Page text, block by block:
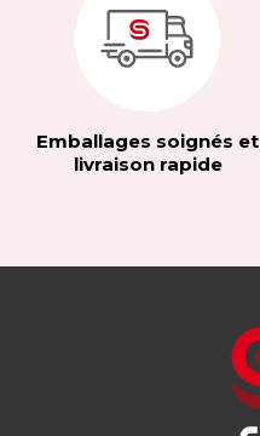
Emballages soignés et
livraison rapide